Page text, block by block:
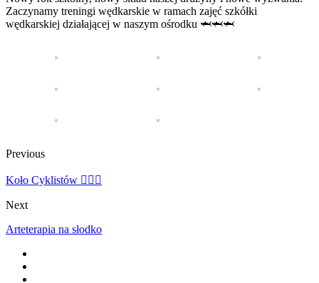
Zaczynamy treningi wędkarskie w ramach zajęć szkółki
wędkarskiej działającej w naszym ośrodku 🦈🦈🦈
Previous
Koło Cyklistów 🚴🏼‍♂️
Next
Arteterapia na słodko